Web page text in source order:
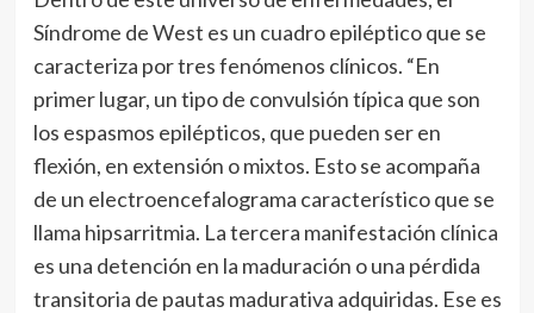
Síndrome de West es un cuadro epiléptico que se
caracteriza por tres fenómenos clínicos. “En
primer lugar, un tipo de convulsión típica que son
los espasmos epilépticos, que pueden ser en
flexión, en extensión o mixtos. Esto se acompaña
de un electroencefalograma característico que se
llama hipsarritmia. La tercera manifestación clínica
es una detención en la maduración o una pérdida
transitoria de pautas madurativa adquiridas. Ese es